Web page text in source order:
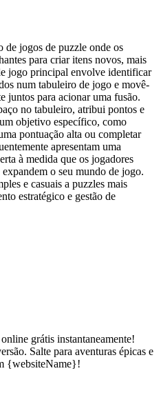
de jogos de puzzle onde os
para criar itens novos, mais
jogo principal envolve identificar
num tabuleiro de jogo e movê-
juntos para acionar uma fusão.
no tabuleiro, atribui pontos e
objetivo específico, como
pontuação alta ou completar
apresentam uma
à medida que os jogadores
o seu mundo de jogo.
e casuais a puzzles mais
estratégico e gestão de
grátis instantaneamente!
Salte para aventuras épicas e
{websiteName}!